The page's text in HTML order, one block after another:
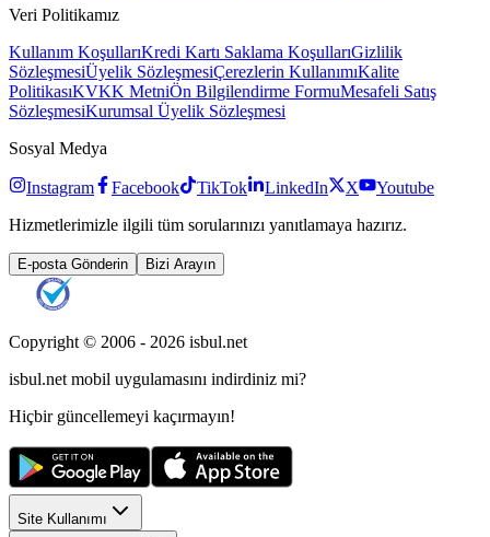
Veri Politikamız
Kullanım KoşullarıKredi Kartı Saklama KoşullarıGizlilik
SözleşmesiÜyelik SözleşmesiÇerezlerin KullanımıKalite
PolitikasıKVKK MetniÖn Bilgilendirme FormuMesafeli Satış
SözleşmesiKurumsal Üyelik Sözleşmesi
Sosyal Medya
Instagram Facebook TikTok LinkedIn X
Youtube
Hizmetlerimizle ilgili tüm sorularınızı yanıtlamaya hazırız.
E-posta Gönderin Bizi Arayın
Copyright © 2006 - 2026 isbul.net
isbul.net mobil uygulamasını indirdiniz mi?
Hiçbir güncellemeyi kaçırmayın!
Site Kullanımı